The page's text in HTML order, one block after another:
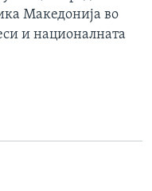
Македонија во
и националната